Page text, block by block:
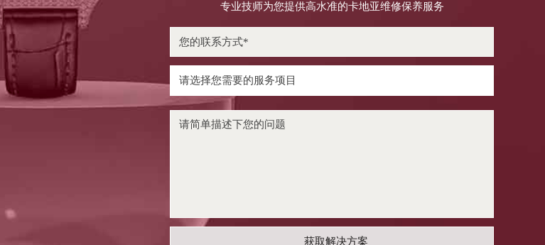
专业技师为您提供高水准的卡地亚维修保养服务
获取解决方案